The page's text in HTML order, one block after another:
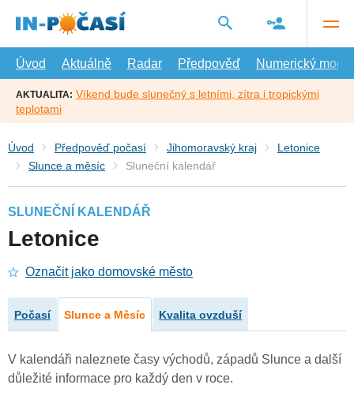
hlavní
Úvod
Aktuálně Radar Předpověď Numerický model
AKTUALITA: Víkend bude slunečný s letními, zítra i tropickými
teplotami
Úvod Předpověď počasí Jihomoravský kraj
Letonice
Slunce a měsíc
Sluneční kalendář
SLUNEČNÍ KALENDÁŘ
Letonice
Označit jako domovské město
Počasí Slunce a Měsíc Kvalita ovzduší
V kalendáři naleznete časy východů, západů Slunce a další
důležité informace pro každý den v roce.